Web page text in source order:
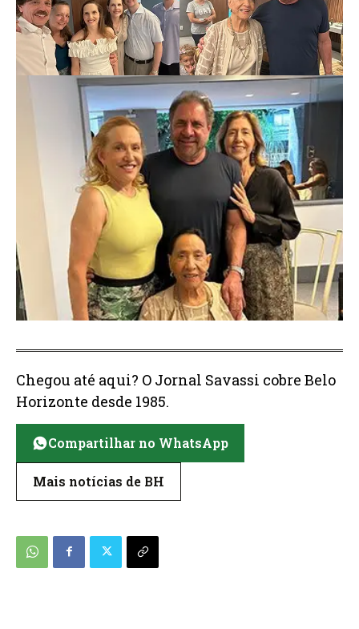
Chegou até aqui? O Jornal Savassi cobre Belo
Horizonte desde 1985.
Compartilhar no WhatsApp
Mais notícias de BH